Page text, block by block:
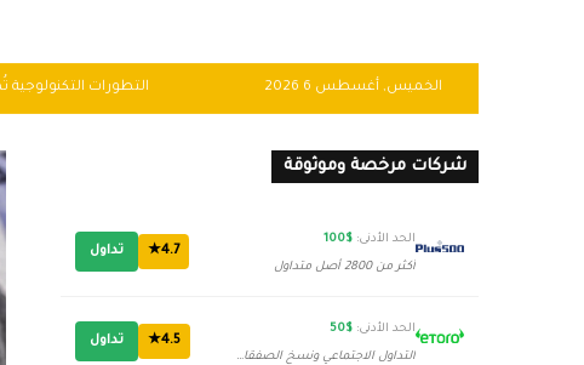
الخميس, أغسطس 6 2026
شركات مرخصة وموثوقة
الحد الأدنى: $100
أكثر من 2800 أصل متداول
4.7★ تداول
الحد الأدنى: $50
التداول الاجتماعي ونسخ الصفقات
4.5★ تداول